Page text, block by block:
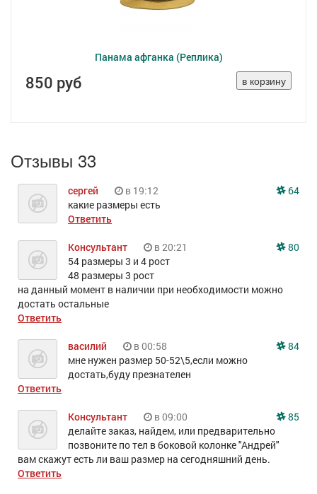
Панама афганка (Реплика)
850 руб
Отзывы 33
сергей в 19:12
64
какие размеры есть
Ответить
Консультант в 20:21
80
54 размеры 3 и 4 рост
48 размеры 3 рост
на данный момент в наличии при необходимости можно
достать остальные
Ответить
василий в 00:58
84
мне нужен размер 50-52\5,если можно
достать,буду презнателен
Ответить
Консультант в 09:00
85
делайте заказ, найдем, или предварительно
позвоните по тел в боковой колонке "Андрей"
вам скажут есть ли ваш размер на сегодняшний день.
Ответить